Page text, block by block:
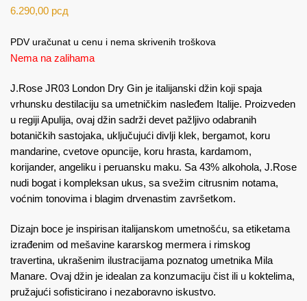
6.290,00 рсд
PDV uračunat u cenu i nema skrivenih troškova
Nema na zalihama
J.Rose JR03 London Dry Gin je italijanski džin koji spaja
vrhunsku destilaciju sa umetničkim nasleđem Italije. Proizveden
u regiji Apulija, ovaj džin sadrži devet pažljivo odabranih
botaničkih sastojaka, uključujući divlji klek, bergamot, koru
mandarine, cvetove opuncije, koru hrasta, kardamom,
korijander, angeliku i peruansku maku. Sa 43% alkohola, J.Rose
nudi bogat i kompleksan ukus, sa svežim citrusnim notama,
voćnim tonovima i blagim drvenastim završetkom.
Dizajn boce je inspirisan italijanskom umetnošću, sa etiketama
izrađenim od mešavine kararskog mermera i rimskog
travertina, ukrašenim ilustracijama poznatog umetnika Mila
Manare. Ovaj džin je idealan za konzumaciju čist ili u koktelima,
pružajući sofisticirano i nezaboravno iskustvo.